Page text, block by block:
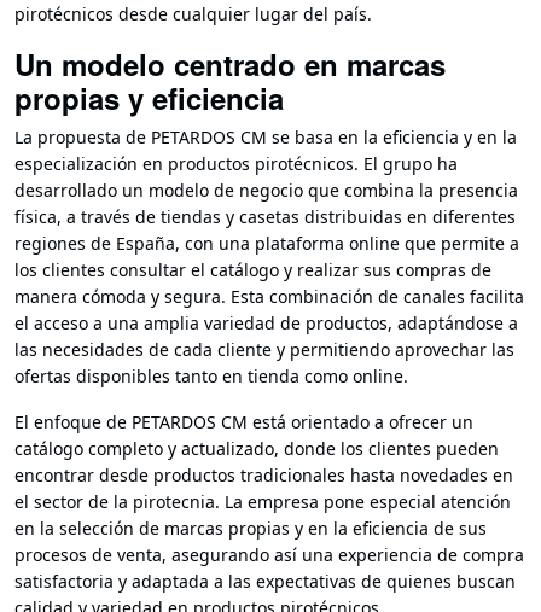
pirotécnicos desde cualquier lugar del país.
Un modelo centrado en marcas
propias y eficiencia
La propuesta de PETARDOS CM se basa en la eficiencia y en la
especialización en productos pirotécnicos. El grupo ha
desarrollado un modelo de negocio que combina la presencia
física, a través de tiendas y casetas distribuidas en diferentes
regiones de España, con una plataforma online que permite a
los clientes consultar el catálogo y realizar sus compras de
manera cómoda y segura. Esta combinación de canales facilita
el acceso a una amplia variedad de productos, adaptándose a
las necesidades de cada cliente y permitiendo aprovechar las
ofertas disponibles tanto en tienda como online.
El enfoque de PETARDOS CM está orientado a ofrecer un
catálogo completo y actualizado, donde los clientes pueden
encontrar desde productos tradicionales hasta novedades en
el sector de la pirotecnia. La empresa pone especial atención
en la selección de marcas propias y en la eficiencia de sus
procesos de venta, asegurando así una experiencia de compra
satisfactoria y adaptada a las expectativas de quienes buscan
calidad y variedad en productos pirotécnicos.